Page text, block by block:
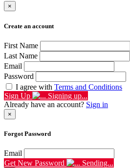
×
Create an account
First Name
Last Name
Email
Password
I agree with Terms and Conditions
Sign Up
Signing up...
Already have an account? Sign in
×
Forgot Password
Email
Get New Password
Sending...